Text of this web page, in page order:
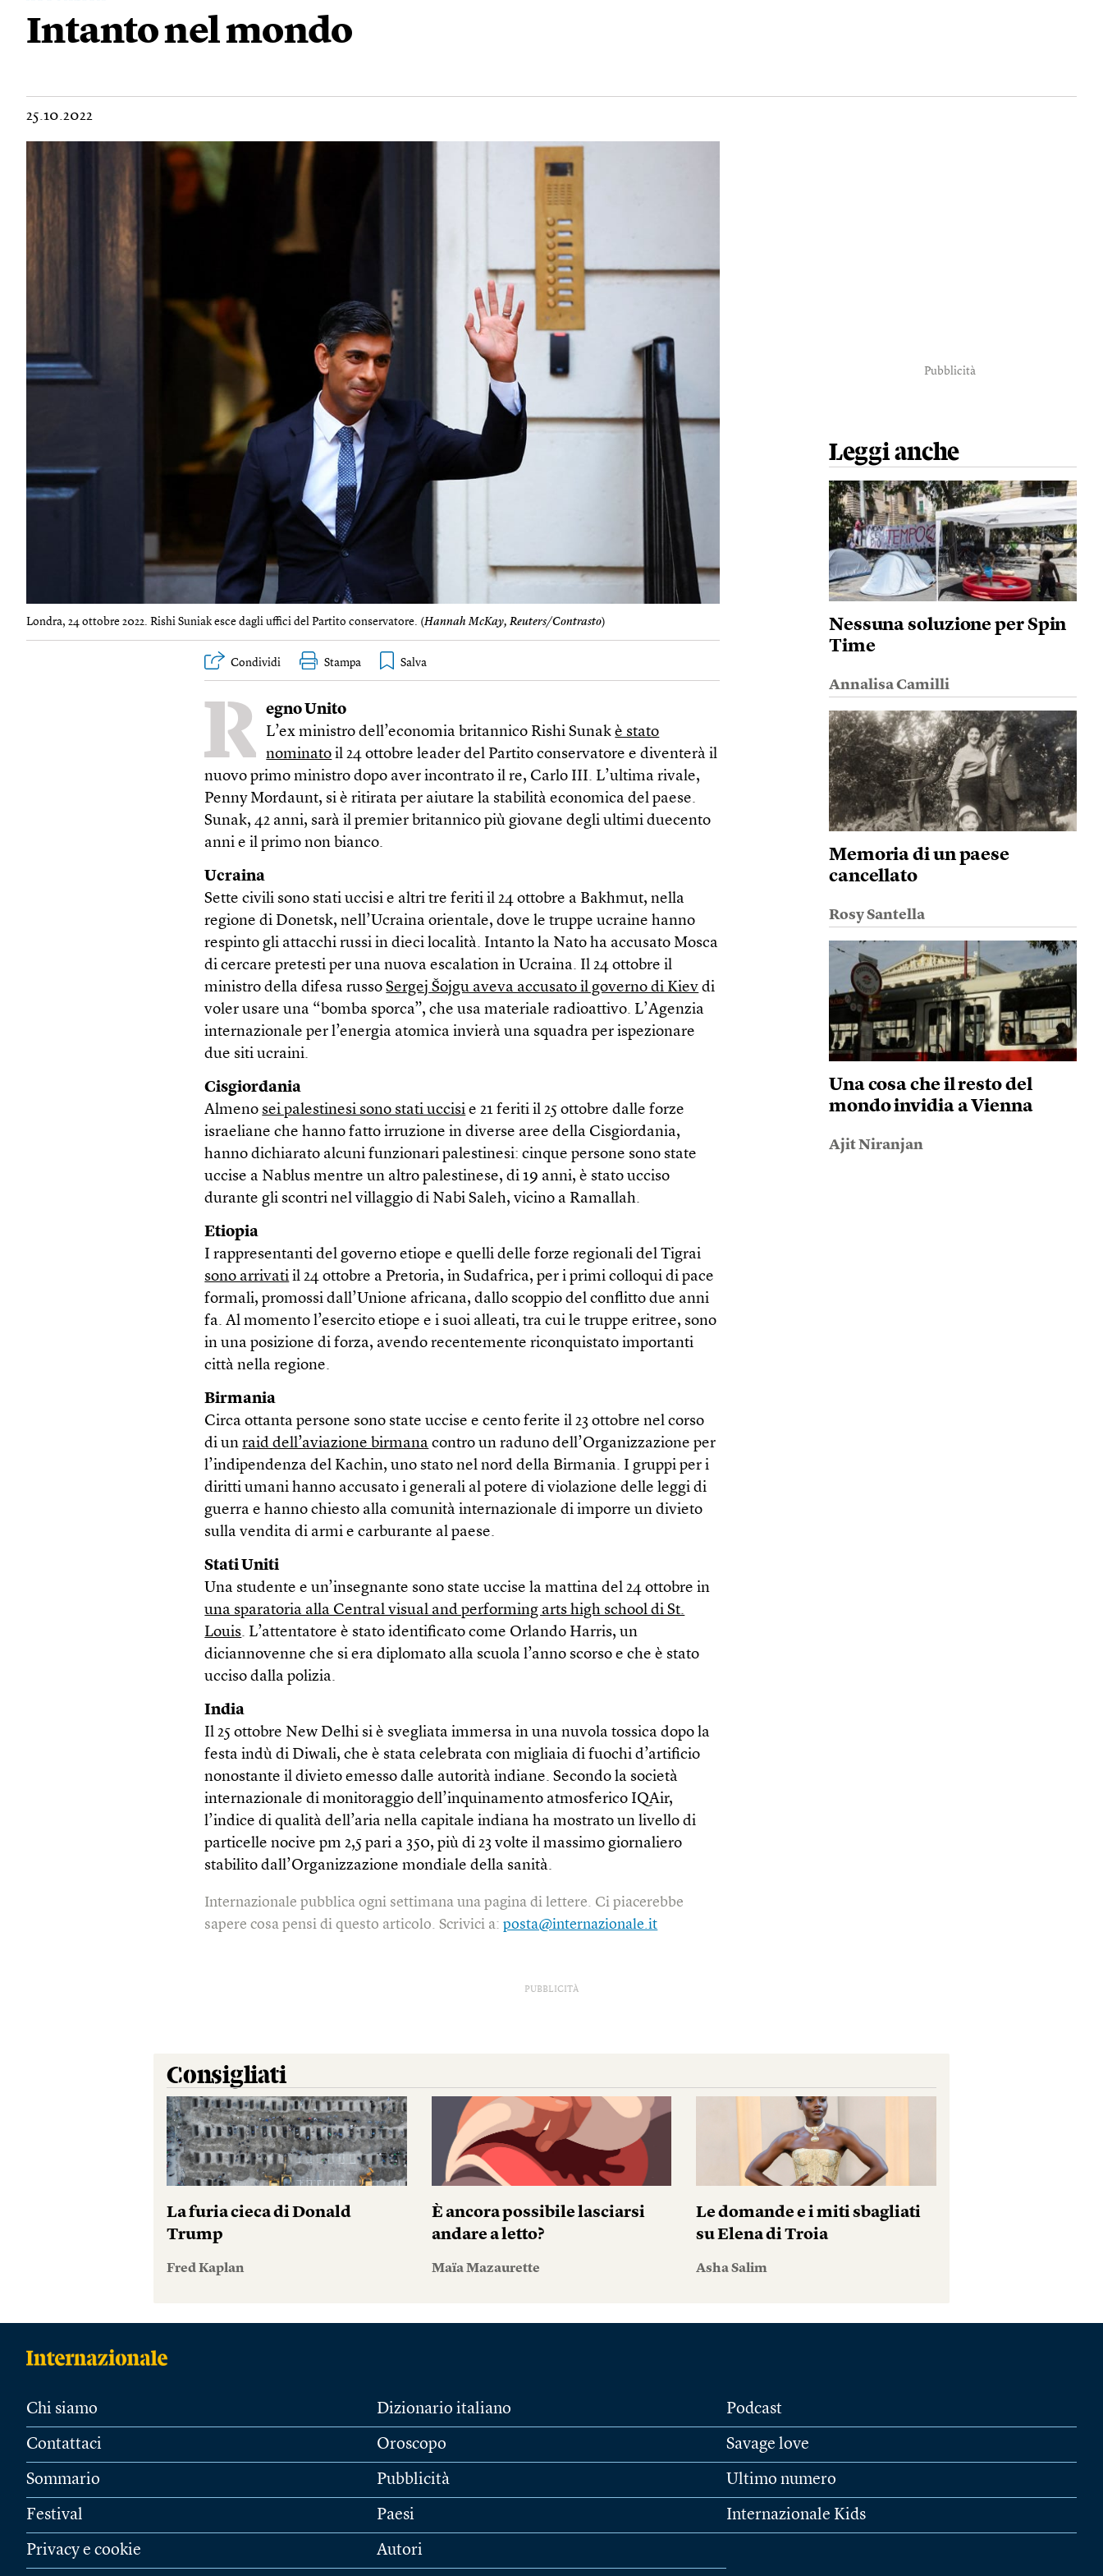
Intanto nel mondo
25.10.2022
Londra, 24 ottobre 2022. Rishi Suniak esce dagli uffici del Partito conservatore. (Hannah McKay, Reuters/Contrasto)
Condividi Stampa
R
egno Unito
L’ex ministro dell’economia britannico Rishi Sunakè stato
nominato il 24 ottobre leader del Partito conservatore e diventerà il
nuovo primo ministro dopo aver incontrato il re, Carlo III. L’ultima rivale,
Penny Mordaunt, si è ritirata per aiutare la stabilità economica del paese.
Sunak, 42 anni, sarà il premier britannico più giovane degli ultimi duecento
anni e il primo non bianco.
Ucraina
Sette civili sono stati uccisi e altri tre feriti il 24 ottobre a Bakhmut, nella
regione di Donetsk, nell’Ucraina orientale, dove le truppe ucraine hanno
respinto gli attacchi russi in dieci località. Intanto la Nato ha accusato Mosca
di cercare pretesti per una nuova escalation in Ucraina. Il 24 ottobre il
ministro della difesa russoSergej Šojgu aveva accusato il governo di Kiev di
voler usare una “bomba sporca”, che usa materiale radioattivo. L’Agenzia
internazionale per l’energia atomica invierà una squadra per ispezionare
due siti ucraini.
Cisgiordania
Almeno sei palestinesi sono stati uccisi e 21 feriti il 25 ottobre dalle forze
israeliane che hanno fatto irruzione in diverse aree della Cisgiordania,
hanno dichiarato alcuni funzionari palestinesi: cinque persone sono state
uccise a Nablus mentre un altro palestinese, di 19 anni, è stato ucciso
durante gli scontri nel villaggio di Nabi Saleh, vicino a Ramallah.
Etiopia
I rappresentanti del governo etiope e quelli delle forze regionali del Tigrai
sono arrivati il 24 ottobre a Pretoria, in Sudafrica, per i primi colloqui di pace
formali, promossi dall’Unione africana, dallo scoppio del conflitto due anni
fa. Al momento l’esercito etiope e i suoi alleati, tra cui le truppe eritree, sono
in una posizione di forza, avendo recentemente riconquistato importanti
città nella regione.
Birmania
Circa ottanta persone sono state uccise e cento ferite il 23 ottobre nel corso
di unraid dell’aviazione birmana contro un raduno dell’Organizzazione per
l’indipendenza del Kachin, uno stato nel nord della Birmania. I gruppi per i
diritti umani hanno accusato i generali al potere di violazione delle leggi di
guerra e hanno chiesto alla comunità internazionale di imporre un divieto
sulla vendita di armi e carburante al paese.
Stati Uniti
Una studente e un’insegnante sono state uccise la mattina del 24 ottobre in
una sparatoria alla Central visual and performing arts high school di St.
Louis. L’attentatore è stato identificato come Orlando Harris, un
diciannovenne che si era diplomato alla scuola l’anno scorso e che è stato
ucciso dalla polizia.
India
Il 25 ottobre New Delhi si è svegliata immersa in una nuvola tossica dopo la
festa indù di Diwali, che è stata celebrata con migliaia di fuochi d’artificio
nonostante il divieto emesso dalle autorità indiane. Secondo la società
internazionale di monitoraggio dell’inquinamento atmosferico IQAir,
l’indice di qualità dell’aria nella capitale indiana ha mostrato un livello di
particelle nocive pm 2,5 pari a 350, più di 23 volte il massimo giornaliero
stabilito dall’Organizzazione mondiale della sanità.
Internazionale pubblica ogni settimana una pagina di lettere. Ci piacerebbe
sapere cosa pensi di questo articolo. Scrivici a:posta@internazionale.it
Pubblicità
Leggi anche
Nessuna soluzione per Spin
Time
Annalisa Camilli
Memoria di un paese
cancellato
Rosy Santella
Una cosa che il resto del
mondo invidia a Vienna
Ajit Niranjan
PUBBLICITÀ
Consigliati
La furia cieca di Donald
Trump
Fred Kaplan
È ancora possibile lasciarsi
andare a letto?
Maïa Mazaurette
Le domande e i miti sbagliati
su Elena di Troia
Asha Salim
Chi siamo
Contattaci
Sommario
Festival
Privacy e cookie
Dizionario italiano
Oroscopo
Pubblicità
Paesi
Autori
Podcast
Savage love
Ultimo numero
Internazionale Kids